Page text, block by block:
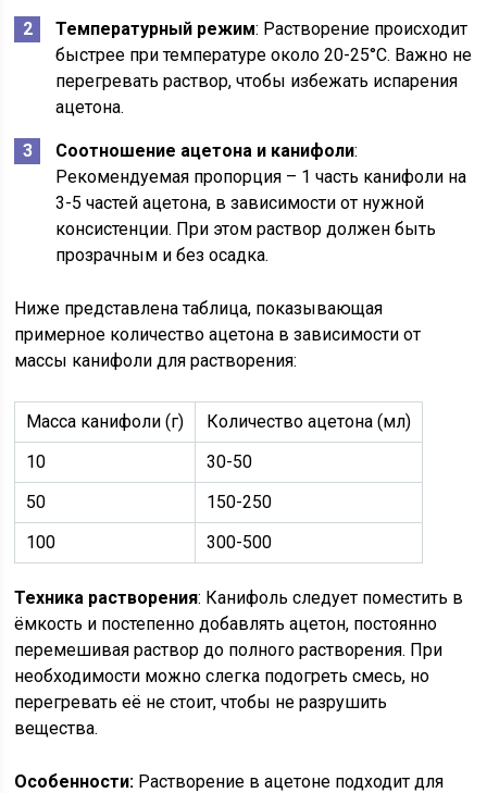
Температурный режим: Растворение происходит
быстрее при температуре около 20-25°C. Важно не
перегревать раствор, чтобы избежать испарения
ацетона.
Соотношение ацетона и канифоли:
Рекомендуемая пропорция – 1 часть канифоли на
3-5 частей ацетона, в зависимости от нужной
консистенции. При этом раствор должен быть
прозрачным и без осадка.
Ниже представлена таблица, показывающая
примерное количество ацетона в зависимости от
массы канифоли для растворения:
Масса канифоли (г)
Количество ацетона (мл)
10
30-50
50
150-250
100
300-500
Техника растворения: Канифоль следует поместить в
ёмкость и постепенно добавлять ацетон, постоянно
перемешивая раствор до полного растворения. При
необходимости можно слегка подогреть смесь, но
перегревать её не стоит, чтобы не разрушить
вещества.
Особенности: Растворение в ацетоне подходит для